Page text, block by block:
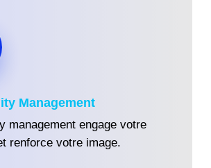
Management
management engage votre
renforce votre image.